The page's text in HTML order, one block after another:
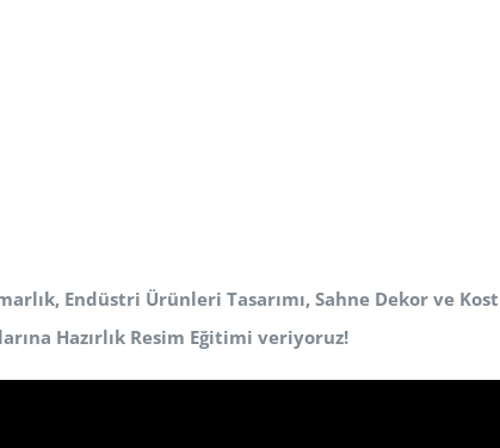
Endüstri Ürünleri Tasarımı, Sahne Dekor ve
Hazırlık Resim Eğitimi veriyoruz!